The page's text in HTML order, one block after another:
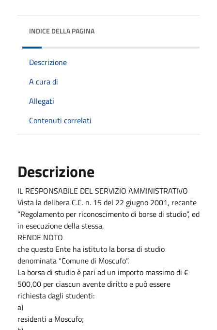
INDICE DELLA PAGINA
Descrizione
A cura di
Allegati
Contenuti correlati
Descrizione
IL RESPONSABILE DEL SERVIZIO AMMINISTRATIVO
Vista la delibera C.C. n. 15 del 22 giugno 2001, recante
“Regolamento per riconoscimento di borse di studio”, ed
in esecuzione della stessa,
RENDE NOTO
che questo Ente ha istituto la borsa di studio
denominata “Comune di Moscufo”.
La borsa di studio è pari ad un importo massimo di €
500,00 per ciascun avente diritto e può essere
richiesta dagli studenti:
a)
residenti a Moscufo;